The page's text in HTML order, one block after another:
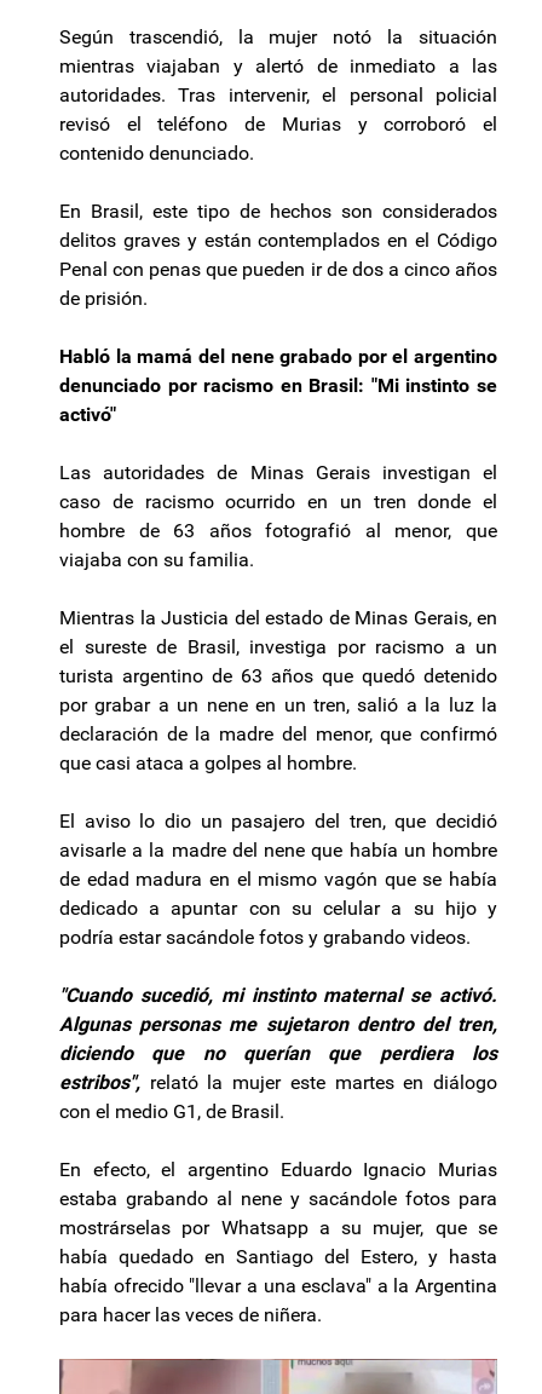
Según trascendió, la mujer notó la situación
mientras viajaban y alertó de inmediato a las
autoridades. Tras intervenir, el personal policial
revisó el teléfono de Murias y corroboró el
contenido denunciado.
En Brasil, este tipo de hechos son considerados
delitos graves y están contemplados en el Código
Penal con penas que pueden ir de dos a cinco años
de prisión.
Habló la mamá del nene grabado por el argentino
denunciado por racismo en Brasil: "Mi instinto se
activó"
Las autoridades de Minas Gerais investigan el
caso de racismo ocurrido en un tren donde el
hombre de 63 años fotografió al menor, que
viajaba con su familia.
Mientras la Justicia del estado de Minas Gerais, en
el sureste de Brasil, investiga por racismo a un
turista argentino de 63 años que quedó detenido
por grabar a un nene en un tren, salió a la luz la
declaración de la madre del menor, que confirmó
que casi ataca a golpes al hombre.
El aviso lo dio un pasajero del tren, que decidió
avisarle a la madre del nene que había un hombre
de edad madura en el mismo vagón que se había
dedicado a apuntar con su celular a su hijo y
podría estar sacándole fotos y grabando videos.
"Cuando sucedió, mi instinto maternal se activó.
Algunas personas me sujetaron dentro del tren,
diciendo que no querían que perdiera los
estribos", relató la mujer este martes en diálogo
con el medio G1, de Brasil.
En efecto, el argentino Eduardo Ignacio Murias
estaba grabando al nene y sacándole fotos para
mostrárselas por Whatsapp a su mujer, que se
había quedado en Santiago del Estero, y hasta
había ofrecido "llevar a una esclava" a la Argentina
para hacer las veces de niñera.